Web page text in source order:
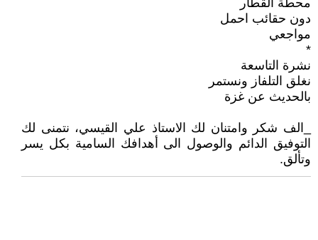
محطة القطار
دون حقائب احمل
مواجعي
*
نشرة التاسعة
نغلق التلفاز ونستمر
بالحديث عن غزة
_الف شكر وامتنان لك الاستاذ علي القيسي، نتمنى لك
التوفيق الدائم والوصول الى أهدافك السامية بكل يسر
وتألق.